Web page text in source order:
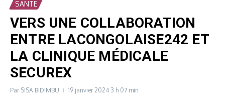
SANTE
VERS UNE COLLABORATION
ENTRE LACONGOLAISE242 ET
LA CLINIQUE MÉDICALE
SECUREX
Par SISA BIDIMBU 19 janvier 2024 3 h 07 min